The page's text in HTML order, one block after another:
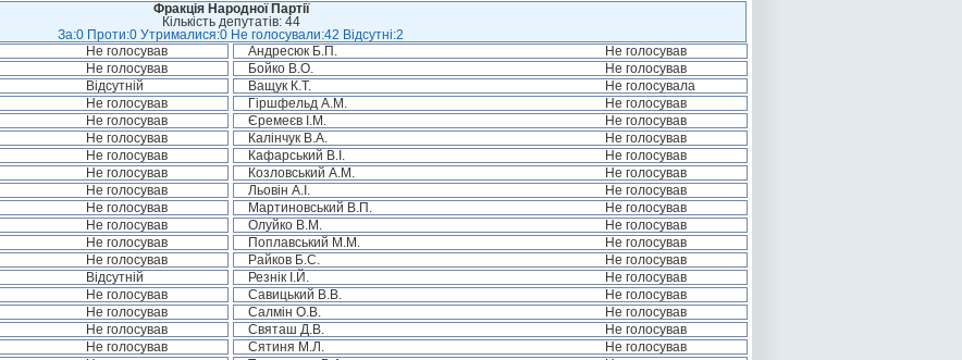
Фракція Народної Партії
Кількість депутатів: 44
За:0 Проти:0 Утрималися:0 Не голосували:42 Відсутні:2
Не голосував Андресюк Б.П.
Не голосував
Не голосував Бойко В.О.
Не голосував
Відсутній Ващук К.Т.
Не голосувала
Не голосував Гіршфельд А.М.
Не голосував
Не голосував Єремеєв І.М.
Не голосував
Не голосував Калінчук В.А.
Не голосував
Не голосував Кафарський В.І.
Не голосував
Не голосував Козловський А.М.
Не голосував
Не голосував Льовін А.І.
Не голосував
Не голосував Мартиновський В.П.
Не голосував
Не голосував Олуйко В.М.
Не голосував
Не голосував Поплавський М.М.
Не голосував
Не голосував Райков Б.С.
Не голосував
Відсутній Резнік І.Й.
Не голосував
Не голосував Савицький В.В.
Не голосував
Не голосував Салмін О.В.
Не голосував
Не голосував Святаш Д.В.
Не голосував
Не голосував Сятиня М.Л.
Не голосував